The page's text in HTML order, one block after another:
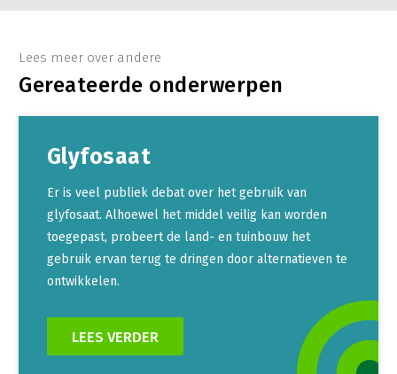
Lees meer over andere
Gereateerde onderwerpen
Glyfosaat
Er is veel publiek debat over het gebruik van
glyfosaat. Alhoewel het middel veilig kan worden
toegepast, probeert de land- en tuinbouw het
gebruik ervan terug te dringen door alternatieven te
ontwikkelen.
LEES VERDER